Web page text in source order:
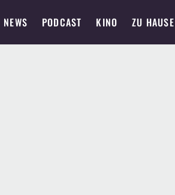
NEWS PODCAST KINO ZU HAUSE